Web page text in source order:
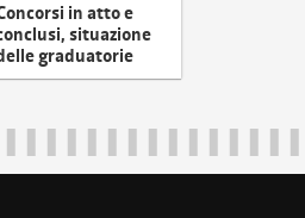
in atto e
situazione
graduatorie